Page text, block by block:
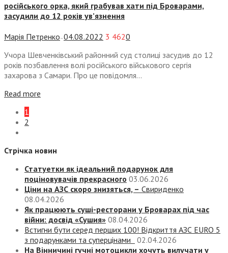
російського орка, який грабував хати під Броварами,
засудили до 12 років ув’язнення
Марія Петренко —04.08.2022 3 4620
Учора Шевченківський районний суд столиці засудив до 12
років позбавлення волі російського військового сергія
захарова з Самари. Про це повідомля...
Read more
1
2
Стрічка новин
Статуетки як ідеальний подарунок для
поціновувачів прекрасного 03.06.2026
Ціни на АЗС скоро знизяться, – Свириденко
08.04.2026
Як працюють суші-ресторани у Броварах під час
війни: досвід «Сушия» 08.04.2026
Встигни бути серед перших 100! Відкриття АЗС EURO 5
з подарунками та суперцінами
02.04.2026
На Вінничині гучні мотоцикли хочуть вилучати у